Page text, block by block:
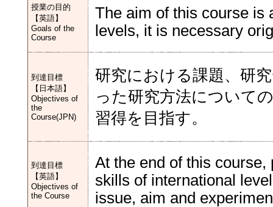
授業の目的
【英語】
Goals of the
Course
The aim of this course is
levels, it is necessary
到達目標
【日本語】
Objectives of
the
Course(JPN)
研究における課題、研
った研究方法について
習得を目指す。
到達目標
【英語】
Objectives of
the Course
At the end of this
skills of international
issue, aim and